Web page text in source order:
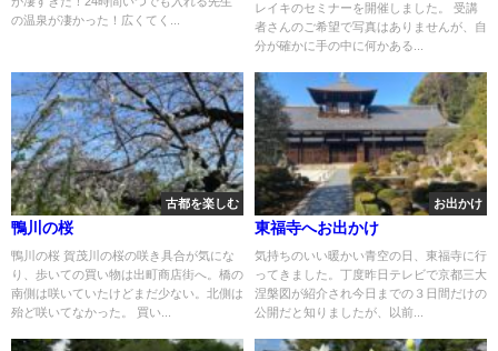
の温泉が凄かった！広くてく...
レイキのセミナーを開催しました。 受講
者さんのご希望で写真はありませんが、自
分が確かに手の中に何かある...
古都を楽しむ
鴨川の桜
鴨川の桜 賀茂川の桜の咲き具合が気にな
り、歩いての買い物は出町商店街へ。橋の
南側は咲いていたけどまだ少ない。北側は
殆ど咲いてなかった。 買い...
お出かけ
東福寺へお出かけ
気持ちのいい暖かい青空の日、東福寺に行
ってきました。丁度昨日テレビで京都三大
涅槃図が紹介され今日までの３日間だけの
公開だと知りましたが、以前...